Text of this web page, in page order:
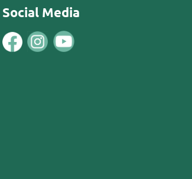
Social Media